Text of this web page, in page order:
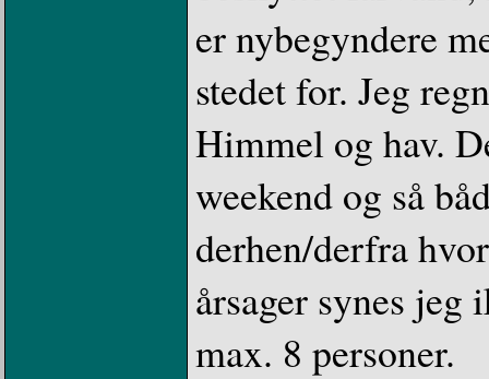
er nybegyndere
stedet for. Jeg
Himmel og hav.
weekend og så
derhen/derfra
årsager synes
max. 8 personer.